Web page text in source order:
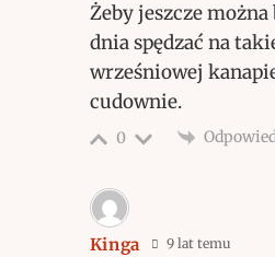
Żeby jeszcze można
dnia spędzać na
wrześniowej
cudownie.
0
Kinga 9 lat temu